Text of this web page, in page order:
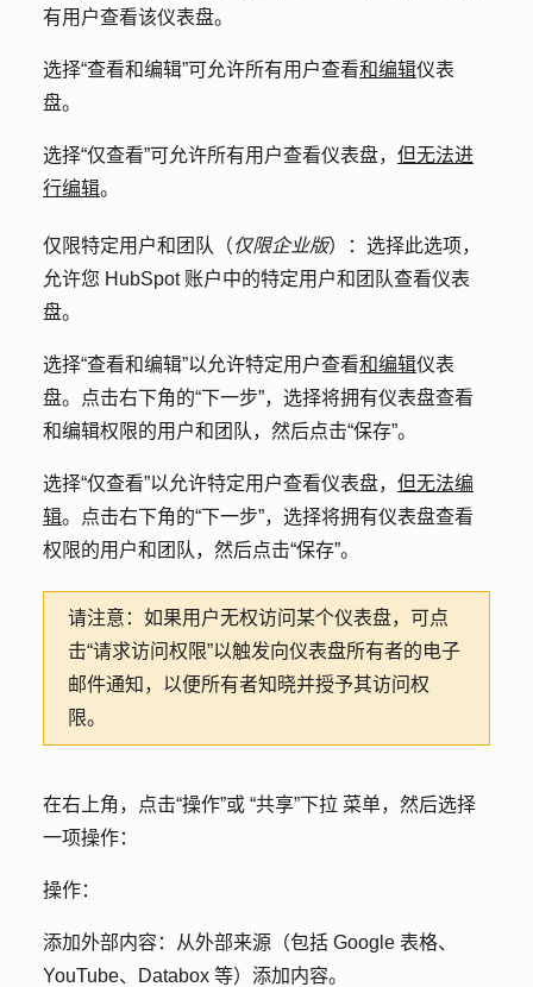
有用户查看该仪表盘。
选择“查看和编辑”可允许所有用户查看和编辑仪表
盘。
选择“仅查看”可允许所有用户查看仪表盘， 但无法进
行编辑。
仅限特定用户和团队（仅限企业版）： 选择此选项，
允许您 HubSpot 账户中的特定用户和团队查看仪表
盘。
选择“查看和编辑”以允许特定用户查看和编辑仪表
盘。点击右下角的“下一步”，选择将拥有仪表盘查看
和编辑权限的用户和团队，然后点击“保存”。
选择“仅查看”以允许特定用户查看仪表盘， 但无法编
辑。点击右下角的“下一步”，选择将拥有仪表盘查看
权限的用户和团队，然后点击“保存”。
请注意： 如果用户无权访问某个仪表盘，可点
击“请求访问权限”以触发向仪表盘所有者的电子
邮件通知，以便所有者知晓并授予其访问权
限。
在右上角，点击“操作”或 “共享”下拉 菜单，然后选择
一项操作：
操作：
添加外部内容：从外部来源（包括 Google 表格、
YouTube、Databox 等）添加内容。